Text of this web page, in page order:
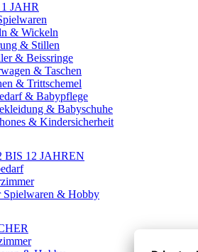
JAHR
& Wickeln
& Stillen
& Beissringe
& Taschen
& Trittschemel
& Babypflege
& Babyschuhe
& Kindersicherheit
BIS 12 JAHREN
Spielwaren & Hobby